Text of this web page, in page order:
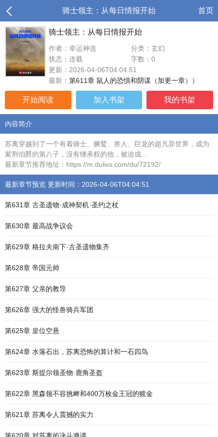
骑士领主：从每日情报开始 首页
骑士领主：从每日情报开始
作者：幸运神选
分类：玄幻
状态：连载
字数：0
更新：2026-04-06T04:04:51
最新： 第611章 鼠人的恐惧和阴谋（加更一章））
开始阅读 加入书架 我的书架
内容简介
苏离穿越到了一个有着骑士、狮鹫、兽人、巨龙的超凡异世界，成为
紫荆伯爵的第八子，没有继承权的他，被迫成...
最新章节推荐地址：https://m.dulixs.com/du/72192/
最新章节预览 更新时间：2026-04-06T04:04:51
第631章 古圣遗物·成神契机·圣约之杖
第630章 最高战争议会
第629章 格拉夫南下·古圣遗物集齐
第628章 帝国元帅
第627章 父亲的教导
第626章 强大的怪兽骑兵军团
第625章 皇位空悬
第624章 水落石出，苏离恐怖的算计和一石四鸟
第623章 斯提尔领圣物·鹿角圣盔
第622章 黑森领不容挑衅和400万枚金王冠的赎金
第621章 苏离令人震撼的实力